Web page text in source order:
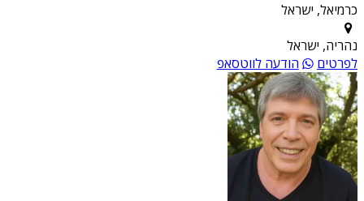
כרמיאל, ישראל
נהריה, ישראל
לפרטים
הודעה לווטסאפ